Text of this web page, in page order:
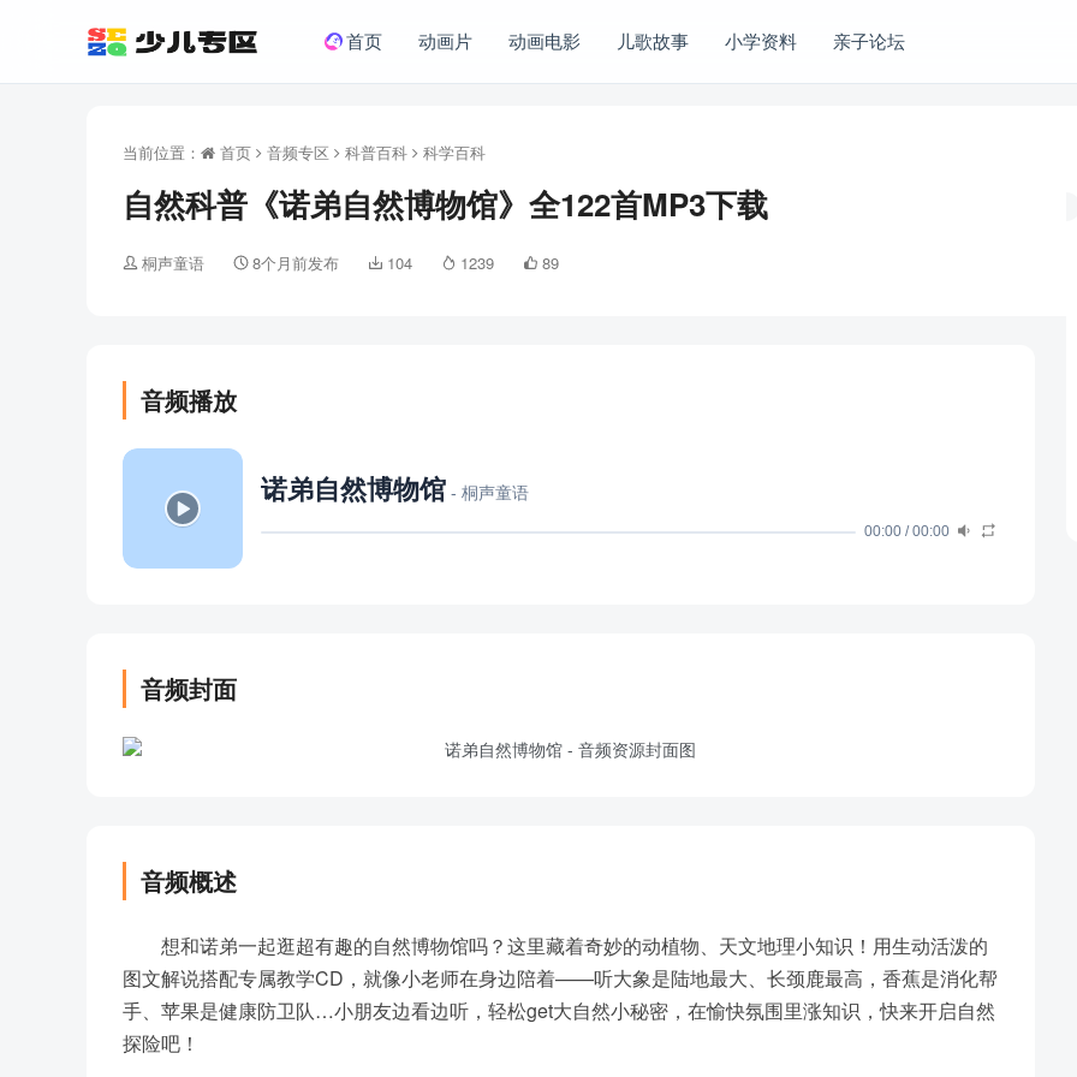
首页 动画片 动画电影 儿歌故事 小学资料 亲子论坛
当前位置： 首页 音频专区 科普百科 科学百科
自然科普《诺弟自然博物馆》全122首MP3下载
桐声童语 8个月前发布 104 1239 89
音频播放
诺弟自然博物馆 - 桐声童语
00:00 /00:00
音频封面
音频概述
想和诺弟一起逛超有趣的自然博物馆吗？这里藏着奇妙的动植物、天文地理小知识！用生动活泼的
图文解说搭配专属教学CD，就像小老师在身边陪着——听大象是陆地最大、长颈鹿最高，香蕉是消化帮
手、苹果是健康防卫队…小朋友边看边听，轻松get大自然小秘密，在愉快氛围里涨知识，快来开启自然
探险吧！